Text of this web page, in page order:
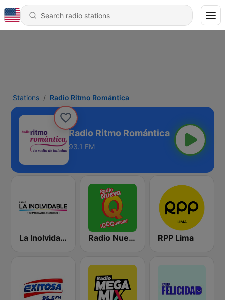
Stations Radio Ritmo Romántica
Radio Ritmo Romántica
93.1 FM
La Inolvidable Radio Nueva Q RPP Lima